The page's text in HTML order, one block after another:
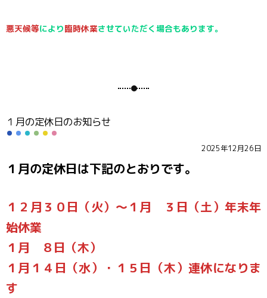
悪天候等により臨時休業させていただく場合もあります。
１月の定休日のお知らせ
2025年12月26日
１月の定休日は下記のとおりです。
１２月３０日（火）～１月 ３日（土）年末年
始休業
１月 ８日（木）
１月１４日（水）・１５日（木）連休になりま
す